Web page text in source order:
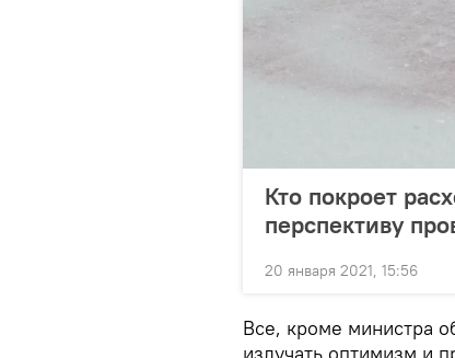
Кто покроет
перспективу
20 января 2021, 15:56
Все, кроме министра
излучать оптимизм и